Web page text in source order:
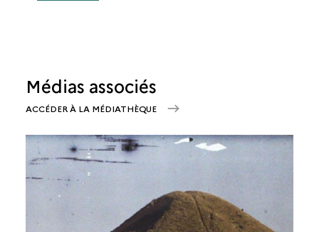
Médias associés
ACCÉDER À LA MÉDIATHÈQUE